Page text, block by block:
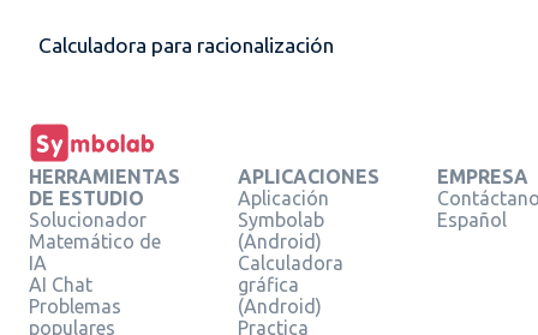
Calculadora para racionalización
HERRAMIENTAS
DE ESTUDIO
Solucionador
Matemático de
IA
AI Chat
Problemas
populares
APLICACIONES
Aplicación
Symbolab
(Android)
Calculadora
gráfica
(Android)
Practica
EMPRESA
Español